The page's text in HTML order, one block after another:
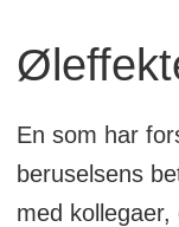
En som har
beruselsens
med